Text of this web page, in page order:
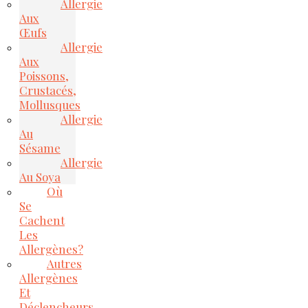
Allergie
Aux
Œufs
Allergie
Aux
Poissons,
Crustacés,
Mollusques
Allergie
Au
Sésame
Allergie
Au Soya
Où
Se
Cachent
Les
Allergènes?
Autres
Allergènes
Et